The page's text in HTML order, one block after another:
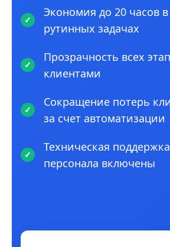
Экономия до 20 часов
рутинных задачах
Прозрачность всех
клиентами
Сокращение потерь
за счет автоматизации
Техническая
персонала включены